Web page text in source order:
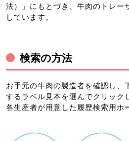
法）」にもとづき、牛肉のトレー
しています。
検索の方法
お手元の牛肉の製造者を確認し、
するラベル見本を選んでクリック
各生産者が用意した履歴検索用ホ